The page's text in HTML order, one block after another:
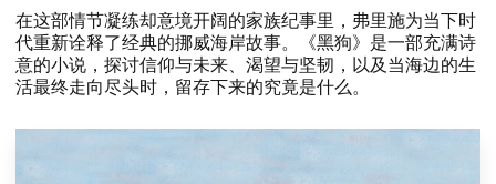
​在这部情节凝练却意境开阔的家族纪事里，​弗里施为当下时
代重新诠释了经典的挪威海岸故事。​《黑狗》​是一部充满诗
意的小说，​探讨信仰与未来、​渴望与坚韧，​以及当海边的生
活最终走向尽头时，​留存下来的究竟是什么。​​